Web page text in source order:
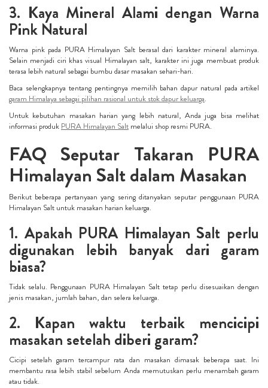
3. Kaya Mineral Alami dengan Warna
Pink Natural
Warna pink pada PURA Himalayan Salt berasal dari karakter mineral alaminya.
Selain menjadi ciri khas visual Himalayan salt, karakter ini juga membuat produk
terasa lebih natural sebagai bumbu dasar masakan sehari-hari.
Baca selengkapnya tentang pentingnya memilih bahan dapur natural pada artikel
garam Himalaya sebagai pilihan rasional untuk stok dapur keluarga.
Untuk kebutuhan masakan harian yang lebih natural, Anda juga bisa melihat
informasi produk PURA Himalayan Salt melalui shop resmi PURA.
FAQ Seputar Takaran PURA
Himalayan Salt dalam Masakan
Berikut beberapa pertanyaan yang sering ditanyakan seputar penggunaan PURA
Himalayan Salt untuk masakan harian keluarga.
1. Apakah PURA Himalayan Salt perlu
digunakan lebih banyak dari garam
biasa?
Tidak selalu. Penggunaan PURA Himalayan Salt tetap perlu disesuaikan dengan
jenis masakan, jumlah bahan, dan selera keluarga.
2. Kapan waktu terbaik mencicipi
masakan setelah diberi garam?
Cicipi setelah garam tercampur rata dan masakan dimasak beberapa saat. Ini
membantu rasa lebih stabil sebelum Anda memutuskan perlu menambah garam
atau tidak.